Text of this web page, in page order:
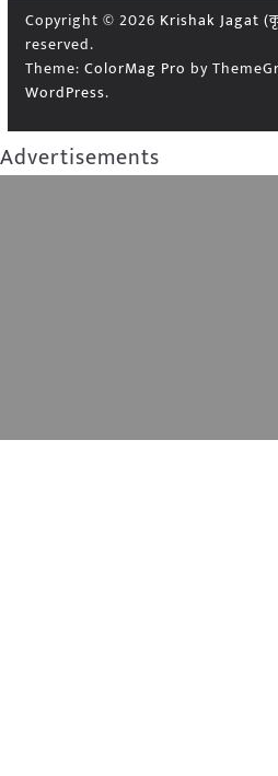
Copyright © 2026 Krishak Jagat
reserved.
Theme: ColorMag Pro by
WordPress.
Advertisements